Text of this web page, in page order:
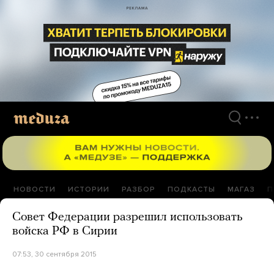
материалам
НОВОСТИ ИСТОРИИ РАЗБОР ПОДКАСТЫ МАГАЗ
Совет Федерации разрешил использовать
войска РФ в Сирии
07:53, 30 сентября 2015